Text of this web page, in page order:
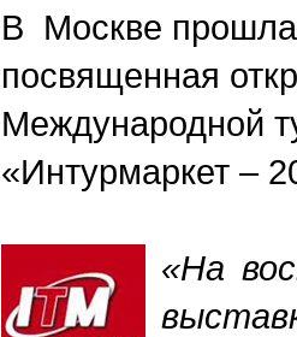
В Москве
посвященная
Международной
«Интурмаркет –
«На